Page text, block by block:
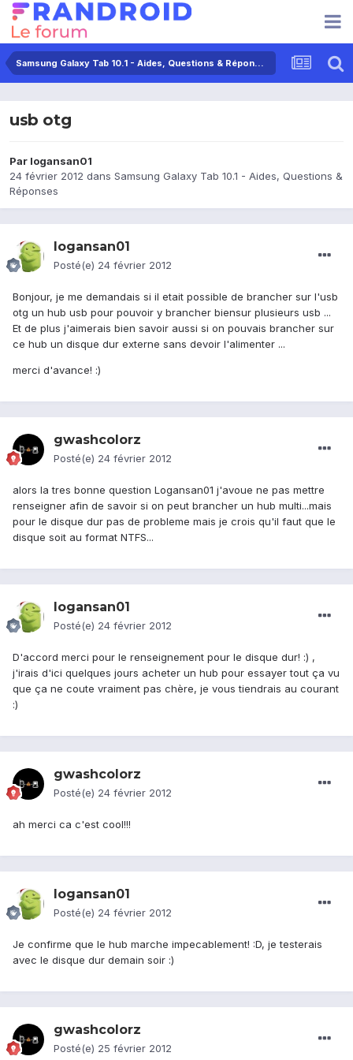
Samsung Galaxy Tab 10.1 - Aides, Questions & Réponses
usb otg
Par logansan01
24 février 2012 dans Samsung Galaxy Tab 10.1 - Aides, Questions &
Réponses
logansan01
Posté(e) 24 février 2012
Bonjour, je me demandais si il etait possible de brancher sur l'usb
otg un hub usb pour pouvoir y brancher biensur plusieurs usb ...
Et de plus j'aimerais bien savoir aussi si on pouvais brancher sur
ce hub un disque dur externe sans devoir l'alimenter ...
merci d'avance! :)
gwashcolorz
Posté(e) 24 février 2012
alors la tres bonne question Logansan01 j'avoue ne pas mettre
renseigner afin de savoir si on peut brancher un hub multi...mais
pour le disque dur pas de probleme mais je crois qu'il faut que le
disque soit au format NTFS...
logansan01
Posté(e) 24 février 2012
D'accord merci pour le renseignement pour le disque dur! :) ,
j'irais d'ici quelques jours acheter un hub pour essayer tout ça vu
que ça ne coute vraiment pas chère, je vous tiendrais au courant
:)
gwashcolorz
Posté(e) 24 février 2012
ah merci ca c'est cool!!!
logansan01
Posté(e) 24 février 2012
Je confirme que le hub marche impecablement! :D, je testerais
avec le disque dur demain soir :)
gwashcolorz
Posté(e) 25 février 2012